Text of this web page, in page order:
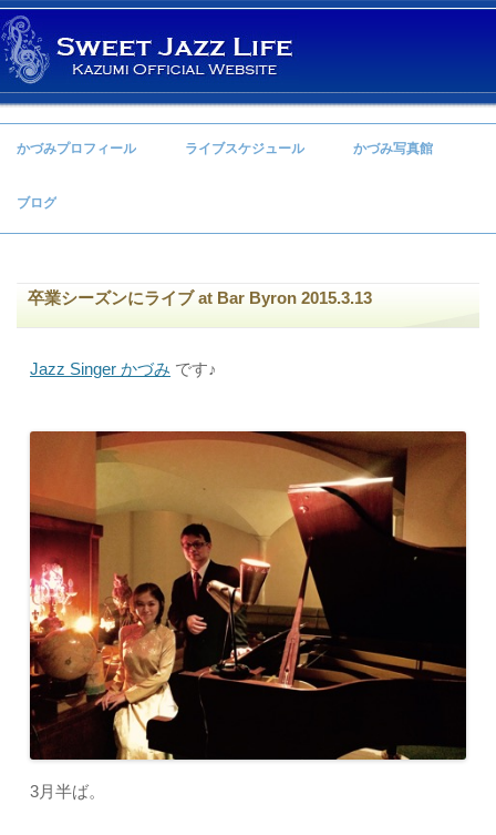
コンテンツへ移動
かづみプロフィール ライブスケジュール かづみ写真館
ブログ
卒業シーズンにライブ at Bar Byron 2015.3.13
Jazz Singer かづみ です♪
3月半ば。